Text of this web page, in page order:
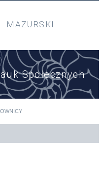
MAZURSKI
Społecznych